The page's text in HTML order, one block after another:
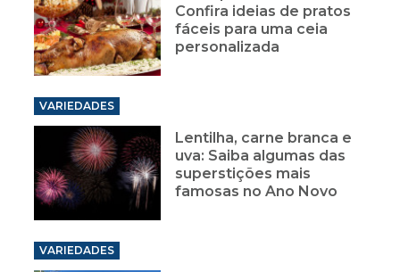
Confira ideias de pratos
fáceis para uma ceia
personalizada
VARIEDADES
Lentilha, carne branca e
uva: Saiba algumas das
superstições mais
famosas no Ano Novo
VARIEDADES